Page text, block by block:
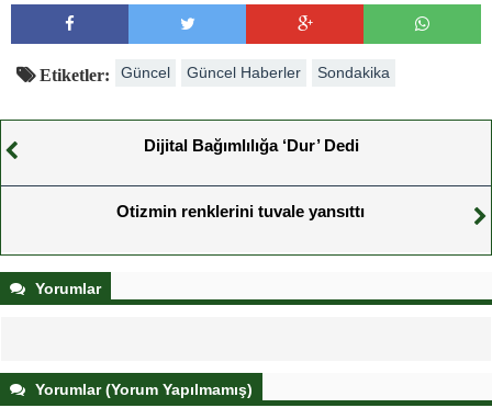
Etiketler: Güncel Güncel Haberler Sondakika
Dijital Bağımlılığa ‘Dur’ Dedi
Otizmin renklerini tuvale yansıttı
Yorumlar
Yorumlar (Yorum Yapılmamış)